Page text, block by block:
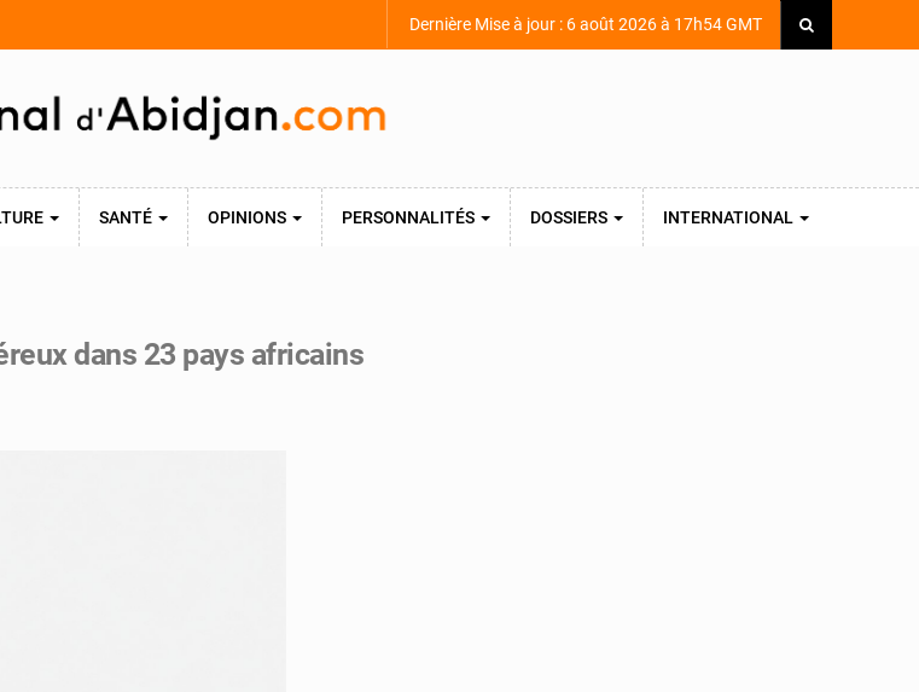
Dernière Mise à jour : 6 août 2026 à 17h54 GMT
SANTÉ OPINIONS PERSONNALITÉS DOSSIERS INTERNATIONAL
dans 23 pays africains